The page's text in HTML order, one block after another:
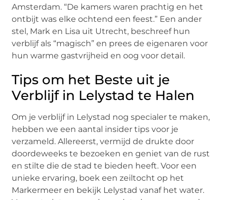
Amsterdam. “De kamers waren prachtig en het
ontbijt was elke ochtend een feest.” Een ander
stel, Mark en Lisa uit Utrecht, beschreef hun
verblijf als “magisch” en prees de eigenaren voor
hun warme gastvrijheid en oog voor detail.
Tips om het Beste uit je
Verblijf in Lelystad te Halen
Om je verblijf in Lelystad nog specialer te maken,
hebben we een aantal insider tips voor je
verzameld. Allereerst, vermijd de drukte door
doordeweeks te bezoeken en geniet van de rust
en stilte die de stad te bieden heeft. Voor een
unieke ervaring, boek een zeiltocht op het
Markermeer en bekijk Lelystad vanaf het water.